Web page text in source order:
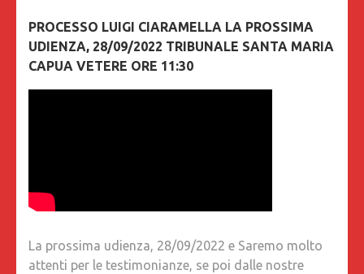
PROCESSO LUIGI CIARAMELLA LA PROSSIMA
UDIENZA, 28/09/2022 TRIBUNALE SANTA MARIA
CAPUA VETERE ORE 11:30
La prossima udienza, 28/09/2022 e Saremo molto
attenti per le testimonianze, se poi dalle nostre